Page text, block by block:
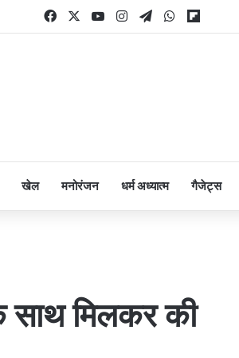
FacebookYouTubeInstagram
TelegramWhatsApp
खेल मनोरंजन धर्म अध्यात्म गैजेट्स
साथ मिलकर की